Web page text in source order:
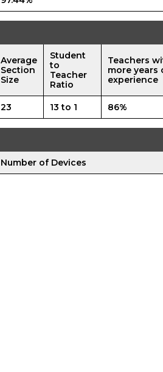
Average
Section
Size
Student
to
Teacher
Ratio
Teachers
more years
experience
23 13 to 1 86%
Number of Devices